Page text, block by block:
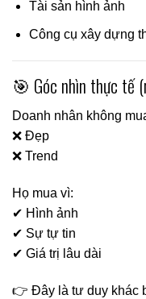
Tài sản hình ảnh
Công cụ xây dựng
🎯 Góc nhìn thực tế
Doanh nhân không
❌ Đẹp
❌ Trend
Họ mua vì:
✔ Hình ảnh
✔ Sự tự tin
✔ Giá trị lâu dài
👉 Đây là tư duy khác